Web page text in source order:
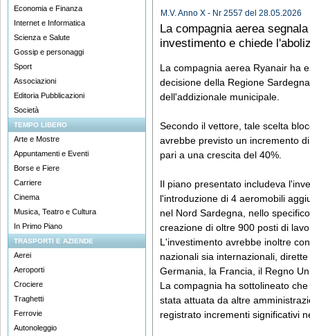
Economia e Finanza
Internet e Informatica
Scienza e Salute
Gossip e personaggi
Sport
Associazioni
Editoria Pubblicazioni
Società
TEMPO LIBERO
Arte e Mostre
Appuntamenti e Eventi
Borse e Fiere
Carriere
Cinema
Musica, Teatro e Cultura
In Primo Piano
TRASPORTI E AZIENDE
Aerei
Aeroporti
Crociere
Traghetti
Ferrovie
Autonoleggio
M.V. Anno X - Nr 2557 del 28.05.2026
La compagnia aerea
investimento e chiede
La compagnia aerea Ryanair ha
decisione della Regione
dell'addizionale municipale.
Secondo il vettore, tale scelta
avrebbe previsto un incremento
pari a una crescita del 40%.
Il piano presentato includeva
l'introduzione di 4 aeromobili
nel Nord Sardegna, nello
creazione di oltre 900 posti di
L'investimento avrebbe inoltre
nazionali sia internazionali,
Germania, la Francia, il Regno
La compagnia ha sottolineato
stata attuata da altre
registrato incrementi significativi